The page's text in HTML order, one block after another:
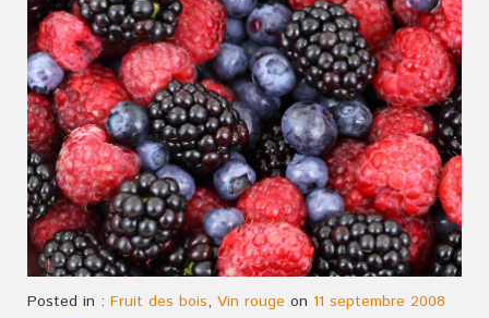
Posted in : Fruit des bois, Vin rouge on 11 septembre 2008